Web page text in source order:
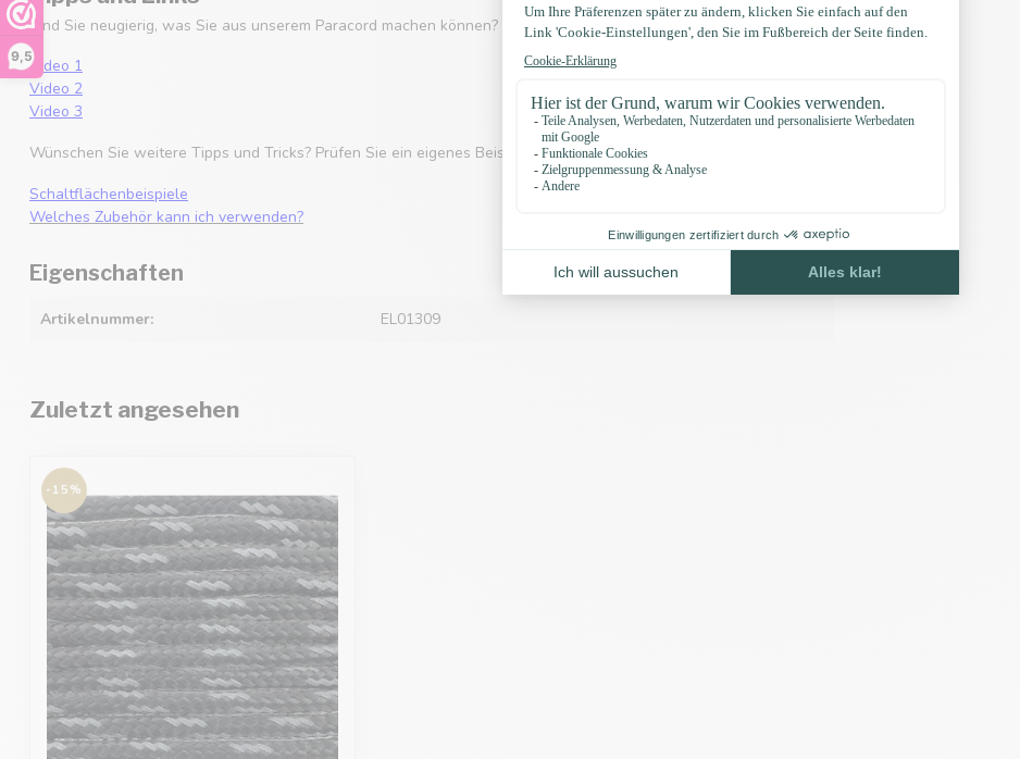
9,5
Sind Sie neugierig, was Sie aus unserem Paracord machen können? Dann schau dir eines der Videos unten an:
Video 1
Video 2
Video 3
Wünschen Sie weitere Tipps und Tricks? Prüfen Sie ein eigenes Beispiel unserer Knöpfe und unser Zubehör:
Schaltflächenbeispiele
Welches Zubehör kann ich verwenden?
Eigenschaften
Artikelnummer: EL01309
Zuletzt angesehen
-15%